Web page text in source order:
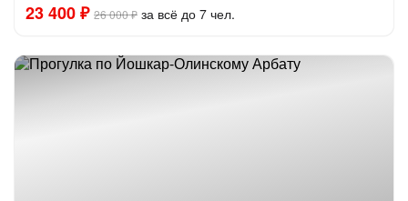
23 400 ₽ 26 000 ₽ за всё до 7 чел.